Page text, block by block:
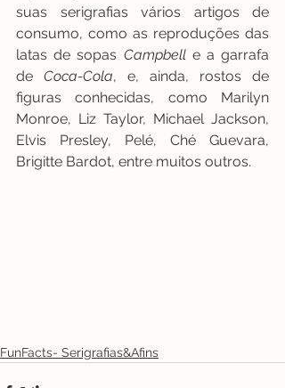
suas serigrafias vários artigos de
consumo, como as reproduções das
latas de sopas Campbell e a garrafa
de Coca-Cola, e, ainda, rostos de
figuras conhecidas, como Marilyn
Monroe, Liz Taylor, Michael Jackson,
Elvis Presley, Pelé, Ché Guevara,
Brigitte Bardot, entre muitos outros.
FunFacts- Serigrafias&Afins